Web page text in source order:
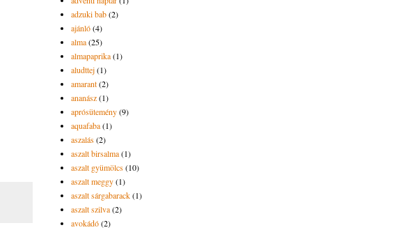
adzuki bab(2)
ajánló(4)
alma(25)
almapaprika(1)
aludttej(1)
amarant(2)
ananász(1)
aprósütemény(9)
aquafaba(1)
aszalás(2)
aszalt birsalma(1)
aszalt gyümölcs(10)
aszalt meggy(1)
aszalt sárgabarack(1)
aszalt szilva(2)
avokádó(2)